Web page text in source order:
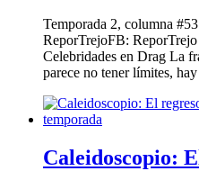
Temporada 2, columna
ReporTrejoFB:
Celebridades en Drag La
parece no tener límites,
Caleidoscopio: